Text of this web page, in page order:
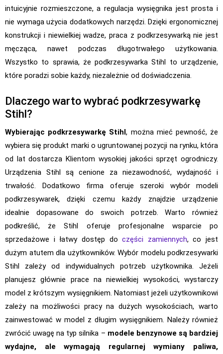
intuicyjnie rozmieszczone, a regulacja wysięgnika jest prosta i
nie wymaga użycia dodatkowych narzędzi. Dzięki ergonomicznej
konstrukcji i niewielkiej wadze, praca z podkrzesywarką nie jest
męcząca, nawet podczas długotrwałego użytkowania.
Wszystko to sprawia, że podkrzesywarka Stihl to urządzenie,
które poradzi sobie każdy, niezależnie od doświadczenia.
Dlaczego warto wybrać podkrzesywarkę
Stihl?
Wybierając podkrzesywarkę Stihl, można mieć pewność, że
wybiera się produkt marki o ugruntowanej pozycji na rynku, która
od lat dostarcza Klientom wysokiej jakości sprzęt ogrodniczy.
Urządzenia Stihl są cenione za niezawodność, wydajność i
trwałość. Dodatkowo firma oferuje szeroki wybór modeli
podkrzesywarek, dzięki czemu każdy znajdzie urządzenie
idealnie dopasowane do swoich potrzeb. Warto również
podkreślić, że Stihl oferuje profesjonalne wsparcie po
sprzedażowe i łatwy dostęp doczęści zamiennych, co jest
dużym atutem dla użytkowników. Wybór modelu podkrzesywarki
Stihl zależy od indywidualnych potrzeb użytkownika. Jeżeli
planujesz głównie prace na niewielkiej wysokości, wystarczy
model z krótszym wysięgnikiem. Natomiast jeżeli użytkownikowi
zależy na możliwości pracy na dużych wysokościach, warto
zainwestować w model z długim wysięgnikiem. Należy również
zwrócić uwagę na typ silnika – modele benzynowe są bardziej
wydajne, ale wymagają regularnej wymiany paliwa,